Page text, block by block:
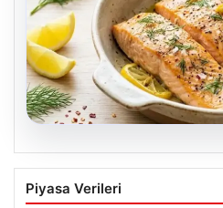
07.08.2026
Hafif, doyurucu ve
Fırında limonlu
Piyasa Verileri